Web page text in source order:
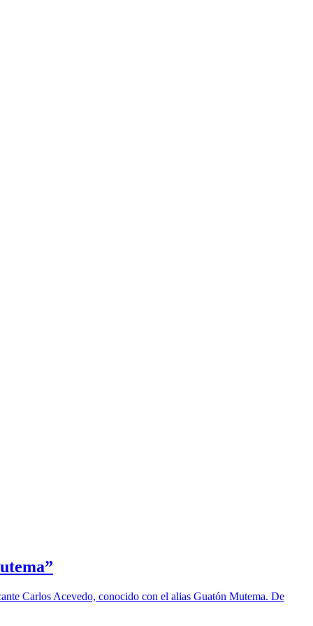
Carlos Acevedo, conocido con el alias Guatón Mutema. De